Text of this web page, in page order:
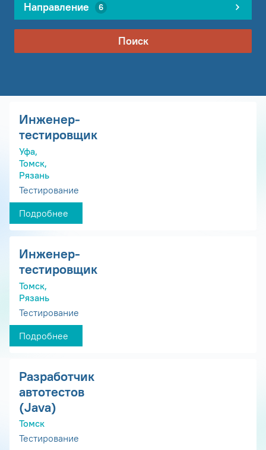
Направление 6
Поиск
Инженер-
тестировщик
Уфа,
Томск,
Рязань
Тестирование
Подробнее
Инженер-
тестировщик
Томск,
Рязань
Тестирование
Подробнее
Разработчик
автотестов
(Java)
Томск
Тестирование